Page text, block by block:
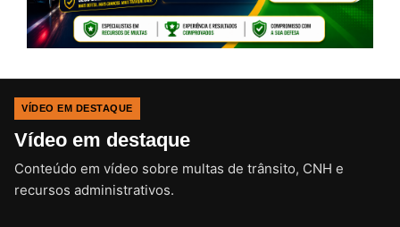
VÍDEO EM DESTAQUE
Vídeo em destaque
Conteúdo em vídeo sobre multas de trânsito, CNH e
recursos administrativos.CLIQUE PARA ATIVAR O SOM